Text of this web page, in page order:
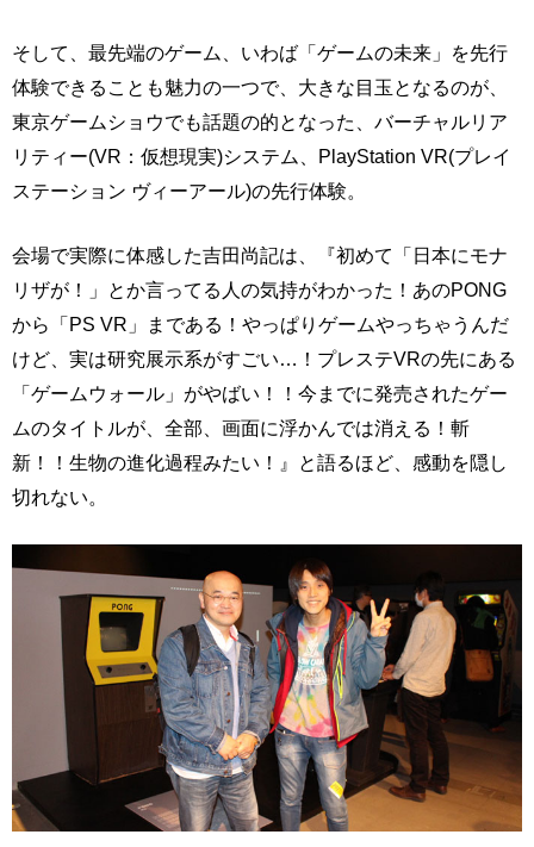
そして、最先端のゲーム、いわば「ゲームの未来」を先行
体験できることも魅力の一つで、大きな目玉となるのが、
東京ゲームショウでも話題の的となった、バーチャルリア
リティー(VR：仮想現実)システム、PlayStation VR(プレイ
ステーション ヴィーアール)の先行体験。
会場で実際に体感した吉田尚記は、『初めて「日本にモナ
リザが！」とか言ってる人の気持がわかった！あのPONG
から「PS VR」まである！やっぱりゲームやっちゃうんだ
けど、実は研究展示系がすごい…！プレステVRの先にある
「ゲームウォール」がやばい！！今までに発売されたゲー
ムのタイトルが、全部、画面に浮かんでは消える！斬
新！！生物の進化過程みたい！』と語るほど、感動を隠し
切れない。